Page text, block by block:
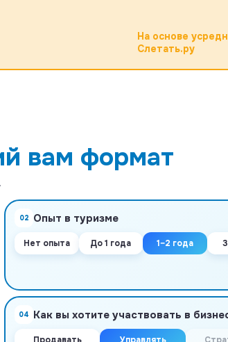
На основе
Слетать.ру
вам формат
02 Опыт в туризме
Нет опыта До 1 года 1–2 года
04 Как вы хотите участвовать в